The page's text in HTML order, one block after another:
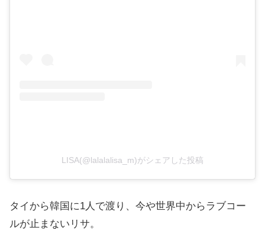
LISA(@lalalalisa_m)がシェアした投稿
タイから韓国に1人で渡り、今や世界中からラブコー
ルが止まないリサ。